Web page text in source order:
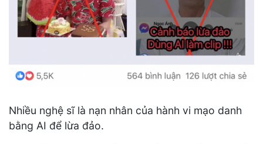
Nhiều nghệ sĩ là nạn nhân của hành vi mạo danh
bằng AI để lừa đảo.